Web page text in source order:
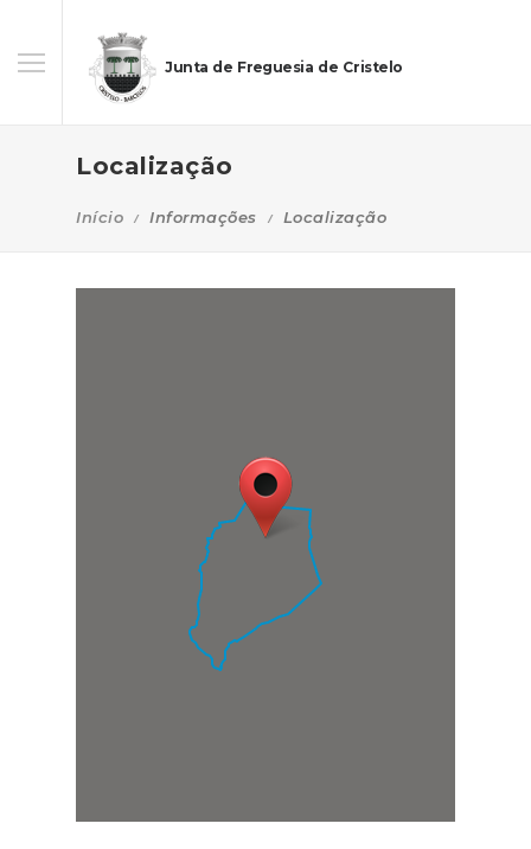
Junta de Freguesia de Cristelo
Localização
Início Informações Localização